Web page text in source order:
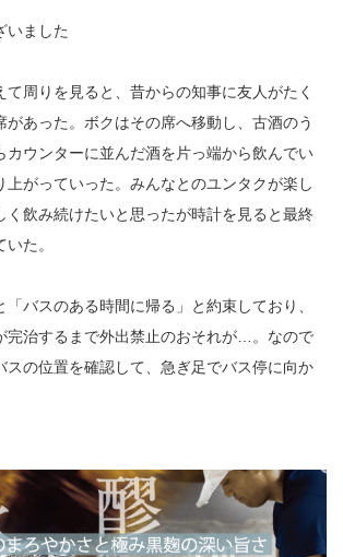
ました
て周りを見ると、昔からの知事に友人がたく
があった。ボクはその席へ移動し、古酒のう
カウンターに並んだ酒を片っ端から飲んでい
上がっていった。みんなとのユンタクが楽し
く飲み続けたいと思ったが時計を見ると最終
た。
バスのある時間に帰る」と約束しており、
完治するまで外出禁止のおそれが…。なので
スの位置を確認して、急ぎ足でバス停に向か